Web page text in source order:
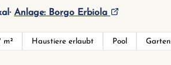
Anlage: Borgo Erbiola
m² Haustiere erlaubt Pool Garten